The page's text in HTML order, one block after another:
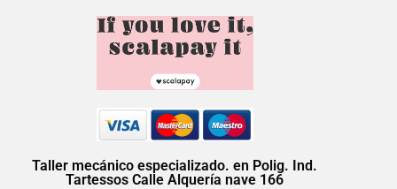
Taller mecánico especializado. en Polig. Ind.
Tartessos Calle Alquería nave 166